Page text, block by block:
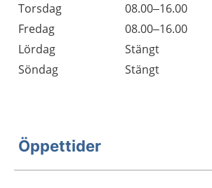
Torsdag
08.00–16.00
Fredag
08.00–16.00
Lördag
Stängt
Söndag
Stängt
Öppettider